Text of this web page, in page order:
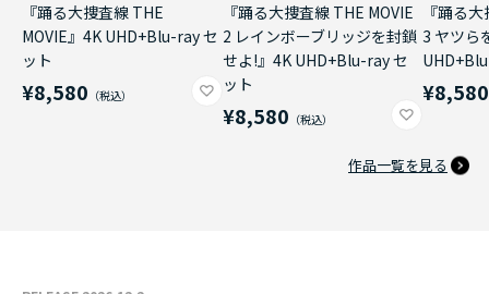
『踊る大捜査線 THE
MOVIE』4K UHD+Blu-ray セ
ット
¥8,580
『踊る大捜査線 THE MOVIE
2 レインボーブリッジを封鎖
せよ!』4K UHD+Blu-ray セ
ット
¥8,580
『踊る
3 ヤツら
¥8,580
作品一覧を見る